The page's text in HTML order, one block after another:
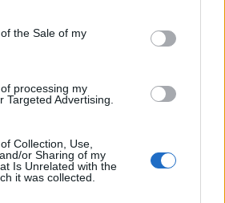
the Sale of my
processing my
Targeted Advertising.
Collection, Use,
or Sharing of my
Is Unrelated with the
it was collected.
λειτουργία σκοταδιού
και καθηλωτικό κόσμο της Anna
"Dead Magic" μέχρι το τελευταίο